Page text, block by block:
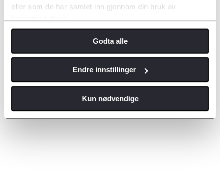
eller som de har samlet inn gjennom din bruk av
Godta alle
Endre innstillinger
Kun nødvendige